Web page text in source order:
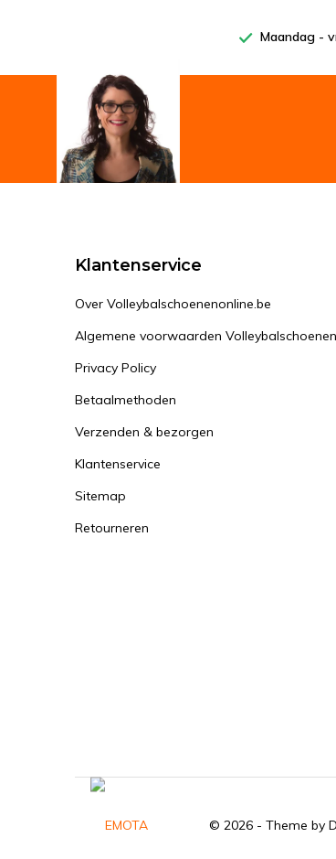
Maandag -
Klantenservice
Over Volleybalschoenenonline.be
Algemene voorwaarden
Privacy Policy
Betaalmethoden
Verzenden & bezorgen
Klantenservice
Sitemap
Retourneren
© 2026 - Theme by